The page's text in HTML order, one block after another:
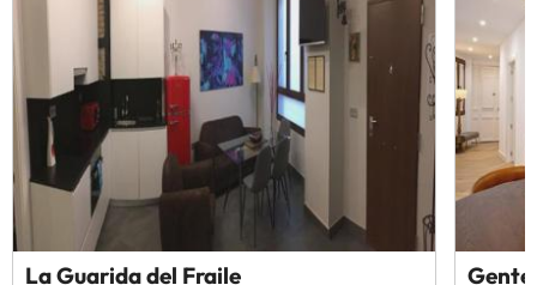
La Guarida del Fraile